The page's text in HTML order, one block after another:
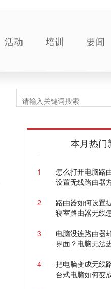
活动 培训 要闻
本月热门
1
怎么打开电脑路
设置无线路由器
2
路由器如何设置
寝室路由器无线
3
电脑没连路由器
界面？电脑无法
4
把电脑变成无线
台式电脑如何变